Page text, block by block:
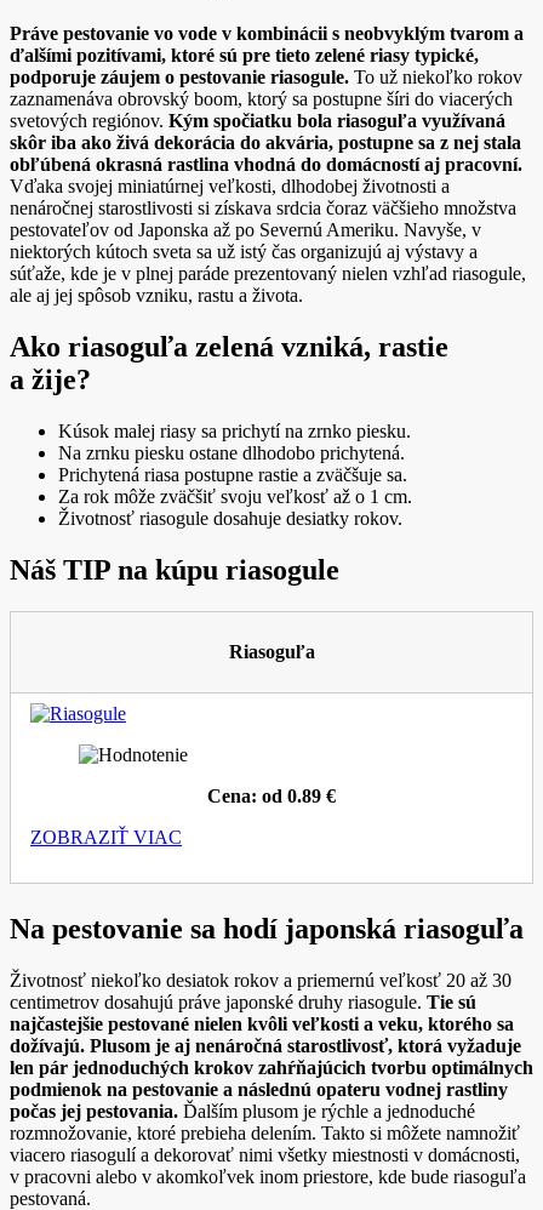
Práve pestovanie vo vode v kombinácii s neobvyklým tvarom a
ďalšími pozitívami, ktoré sú pre tieto zelené riasy typické,
podporuje záujem o pestovanie riasogule. To už niekoľko rokov
zaznamenáva obrovský boom, ktorý sa postupne šíri do viacerých
svetových regiónov. Kým spočiatku bola riasoguľa využívaná
skôr iba ako živá dekorácia do akvária, postupne sa z nej stala
obľúbená okrasná rastlina vhodná do domácností aj pracovní.
Vďaka svojej miniatúrnej veľkosti, dlhodobej životnosti a
nenáročnej starostlivosti si získava srdcia čoraz väčšieho množstva
pestovateľov od Japonska až po Severnú Ameriku. Navyše, v
niektorých kútoch sveta sa už istý čas organizujú aj výstavy a
súťaže, kde je v plnej paráde prezentovaný nielen vzhľad riasogule,
ale aj jej spôsob vzniku, rastu a života.
Ako riasoguľa zelená vzniká, rastie
a žije?
Kúsok malej riasy sa prichytí na zrnko piesku.
Na zrnku piesku ostane dlhodobo prichytená.
Prichytená riasa postupne rastie a zväčšuje sa.
Za rok môže zväčšiť svoju veľkosť až o 1 cm.
Životnosť riasogule dosahuje desiatky rokov.
Náš TIP na kúpu riasogule
Riasoguľa
Cena: od 0.89 €
ZOBRAZIŤ VIAC
Na pestovanie sa hodí japonská riasoguľa
Životnosť niekoľko desiatok rokov a priemernú veľkosť 20 až 30
centimetrov dosahujú práve japonské druhy riasogule. Tie sú
najčastejšie pestované nielen kvôli veľkosti a veku, ktorého sa
dožívajú. Plusom je aj nenáročná starostlivosť, ktorá vyžaduje
len pár jednoduchých krokov zahŕňajúcich tvorbu optimálnych
podmienok na pestovanie a následnú opateru vodnej rastliny
počas jej pestovania. Ďalším plusom je rýchle a jednoduché
rozmnožovanie, ktoré prebieha delením. Takto si môžete namnožiť
viacero riasogulí a dekorovať nimi všetky miestnosti v domácnosti,
v pracovni alebo v akomkoľvek inom priestore, kde bude riasoguľa
pestovaná.